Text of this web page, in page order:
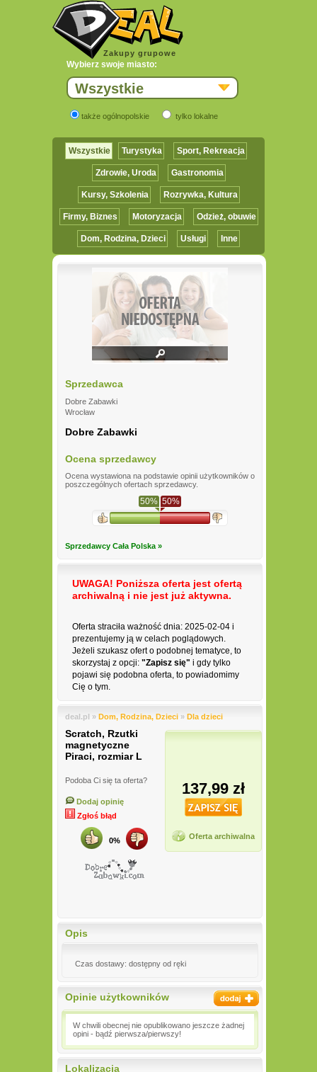
Zakupy grupowe
Wybierz swoje miasto:
Wszystkie
także ogólnopolskie tylko lokalne
Wszystkie Turystyka Sport, Rekreacja
Zdrowie, Uroda Gastronomia
Kursy, Szkolenia Rozrywka, Kultura
Firmy, Biznes Motoryzacja Odzież, obuwie
Dom, Rodzina, Dzieci Usługi Inne
Sprzedawca
Dobre Zabawki
Wrocław
Dobre Zabawki
Ocena sprzedawcy
Ocena wystawiona na podstawie opinii użytkowników o
poszczególnych ofertach sprzedawcy.
50% 50%
Sprzedawcy Cała Polska »
UWAGA! Poniższa oferta jest ofertą
archiwalną i nie jest już aktywna.
Oferta straciła ważność dnia: 2025-02-04 i
prezentujemy ją w celach poglądowych.
Jeżeli szukasz ofert o podobnej tematyce, to
skorzystaj z opcji: "Zapisz się" i gdy tylko
pojawi się podobna oferta, to powiadomimy
Cię o tym.
deal.pl » Dom, Rodzina, Dzieci » Dla dzieci
Scratch, Rzutki
magnetyczne
Piraci, rozmiar L
Podoba Ci się ta oferta?
Dodaj opinię
Zgłoś błąd
0%
137,99 zł
Oferta archiwalna
Opis
Czas dostawy: dostępny od ręki
Opinie użytkowników
W chwili obecnej nie opublikowano jeszcze żadnej
opini - bądź pierwsza/pierwszy!
Lokalizacja